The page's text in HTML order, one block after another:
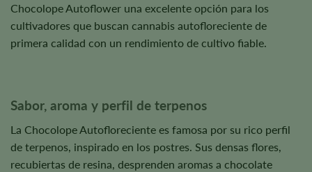
Chocolope Autoflower una excelente opción para los
cultivadores que buscan cannabis autofloreciente de
primera calidad con un rendimiento de cultivo fiable.
Sabor, aroma y perfil de terpenos
La Chocolope Autofloreciente es famosa por su rico perfil
de terpenos, inspirado en los postres. Sus densas flores,
recubiertas de resina, desprenden aromas a chocolate